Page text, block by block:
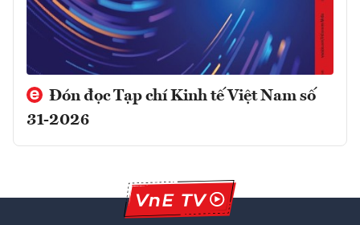
Đón đọc Tạp chí Kinh tế Việt Nam số
31-2026